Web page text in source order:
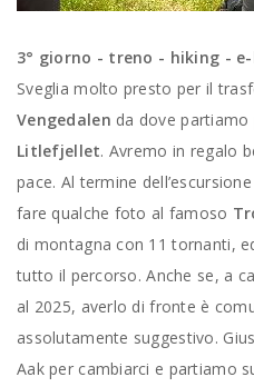
3° giorno - treno - hiking -
Sveglia molto presto per il
Vengedalen da dove partiamo
Litlefjellet. Avremo in regalo
pace. Al termine
fare qualche foto al famoso
di montagna con 11 tornanti,
tutto il percorso. Anche se, a
al 2025, averlo di fronte è
assolutamente suggestivo.
Aak per cambiarci e partiamo